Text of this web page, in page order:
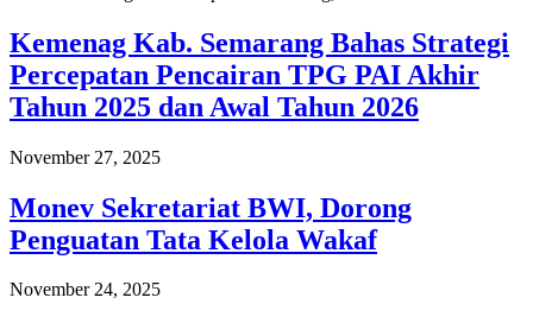
Kemenag Kab. Semarang Bahas Strategi
Percepatan Pencairan TPG PAI Akhir
Tahun 2025 dan Awal Tahun 2026
November 27, 2025
Monev Sekretariat BWI, Dorong
Penguatan Tata Kelola Wakaf
November 24, 2025